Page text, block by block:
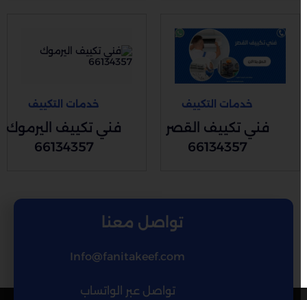
خدمات التكييف
فني تكييف القصر
66134357
خدمات التكييف
فني تكييف اليرموك
66134357
تواصل معنا
Info@fanitakeef.com
تواصل عبر الواتساب